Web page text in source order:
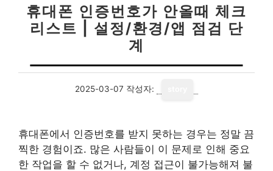
휴대폰 인증번호가 안올때 체크
리스트 | 설정/환경/앱 점검 단
계
2025-03-07 작성자:
휴대폰에서 인증번호를 받지 못하는 경우는 정말 끔
찍한 경험이죠. 많은 사람들이 이 문제로 인해 중요
한 작업을 할 수 없거나, 계정 접근이 불가능해져 불